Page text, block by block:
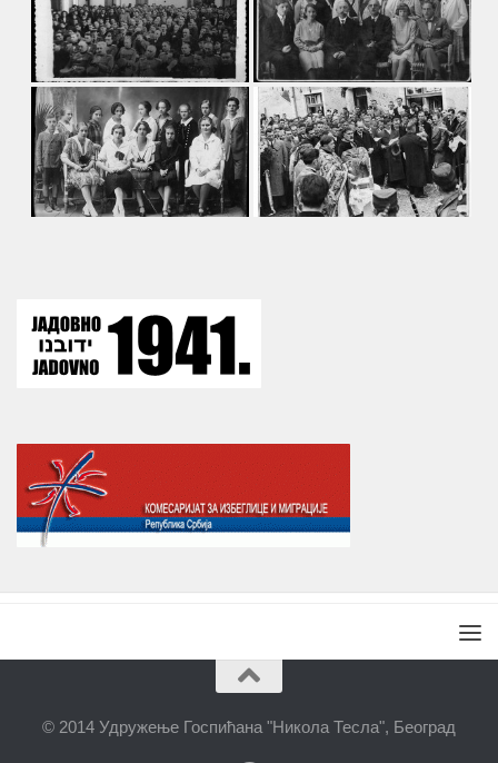
© 2014 Удружење Госпићана "Никола Тесла", Београд